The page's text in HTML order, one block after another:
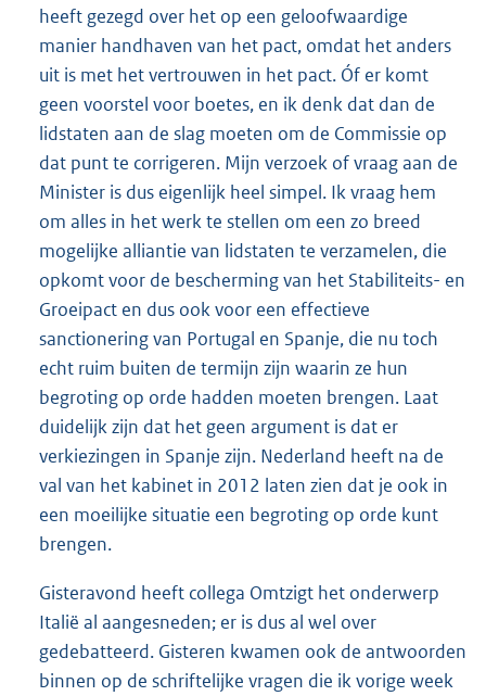
heeft gezegd over het op een geloofwaardige
manier handhaven van het pact, omdat het anders
uit is met het vertrouwen in het pact. Óf er komt
geen voorstel voor boetes, en ik denk dat dan de
lidstaten aan de slag moeten om de Commissie op
dat punt te corrigeren. Mijn verzoek of vraag aan de
Minister is dus eigenlijk heel simpel. Ik vraag hem
om alles in het werk te stellen om een zo breed
mogelijke alliantie van lidstaten te verzamelen, die
opkomt voor de bescherming van het Stabiliteits- en
Groeipact en dus ook voor een effectieve
sanctionering van Portugal en Spanje, die nu toch
echt ruim buiten de termijn zijn waarin ze hun
begroting op orde hadden moeten brengen. Laat
duidelijk zijn dat het geen argument is dat er
verkiezingen in Spanje zijn. Nederland heeft na de
val van het kabinet in 2012 laten zien dat je ook in
een moeilijke situatie een begroting op orde kunt
brengen.
Gisteravond heeft collega Omtzigt het onderwerp
Italië al aangesneden; er is dus al wel over
gedebatteerd. Gisteren kwamen ook de antwoorden
binnen op de schriftelijke vragen die ik vorige week